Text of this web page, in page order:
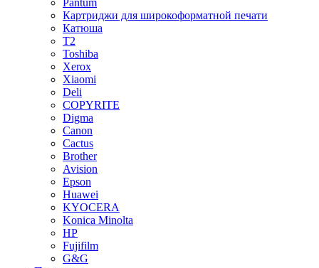
Pantum
Картриджи для широкоформатной печати
Катюша
T2
Toshiba
Xerox
Xiaomi
Deli
COPYRITE
Digma
Canon
Cactus
Brother
Avision
Epson
Huawei
KYOCERA
Konica Minolta
HP
Fujifilm
G&G